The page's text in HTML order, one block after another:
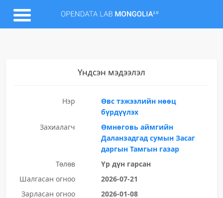
Үндсэн мэдээлэл
Нэр
Өвс тэжээлийн нөөц
бүрдүүлэх
Захиалагч
Өмнөговь аймгийн
Даланзадгад сумын Засаг
даргын Тамгын газар
Төлөв
Үр дүн гарсан
Шалгасан огноо
2026-07-21
Зарласан огноо
2026-01-08